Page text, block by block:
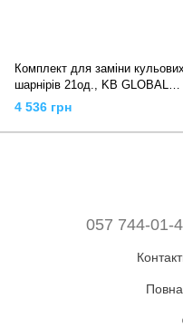
Комплект для заміни
шарнірів 21од., KB GLOBAL
KB04011
4 536 грн
057 744-01-
Повна